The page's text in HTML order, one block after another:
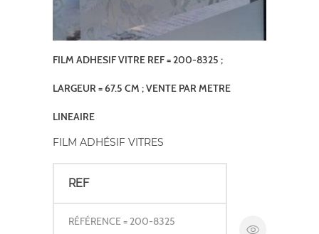
FILM ADHESIF VITRE REF = 200-8325 ;
LARGEUR = 67.5 CM ; VENTE PAR METRE
LINEAIRE
FILM ADHÉSIF VITRES
REF
RÉFÉRENCE = 200-8325